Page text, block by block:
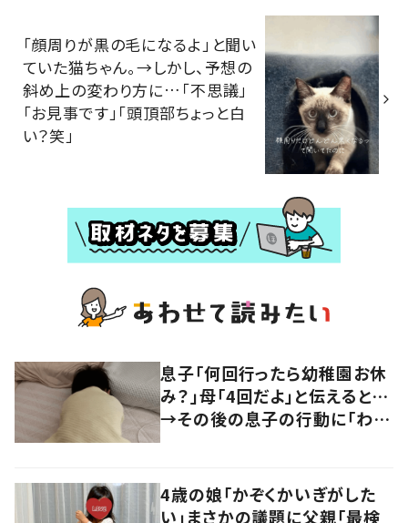
「顔周りが黒の毛になるよ」と聞い
ていた猫ちゃん。→しかし、予想の
斜め上の変わり方に…「不思議」
「お見事です」「頭頂部ちょっと白
い？笑」
息子「何回行ったら幼稚園お休
み？」母「4回だよ」と伝えると…
→その後の息子の行動に「わか
4歳の娘「かぞくかいぎがした
い」まさかの議題に父親「最検